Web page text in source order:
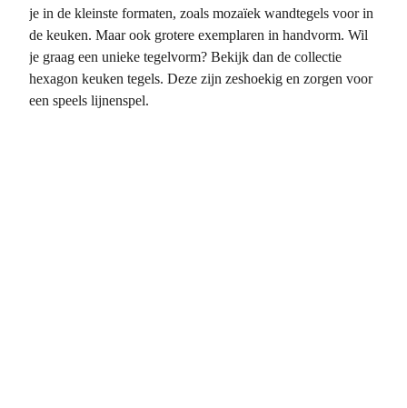
je in de kleinste formaten, zoals mozaïek wandtegels voor in
de keuken. Maar ook grotere exemplaren in handvorm. Wil
je graag een unieke tegelvorm? Bekijk dan de collectie
hexagon keuken tegels. Deze zijn zeshoekig en zorgen voor
een speels lijnenspel.